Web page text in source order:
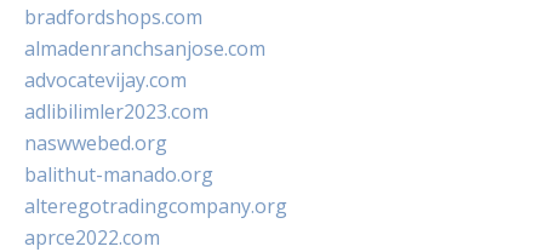
bradfordshops.com
almadenranchsanjose.com
advocatevijay.com
adlibilimler2023.com
naswwebed.org
balithut-manado.org
alteregotradingcompany.org
aprce2022.com